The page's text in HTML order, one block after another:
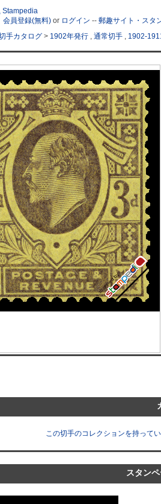
会員登録(無料) or ログイン -- 郵趣サイト・スタ
手カタログ > 1902年発行 , 通常切手 , 1902-
この切手のコレクションを持って
スタン